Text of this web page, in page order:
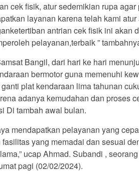
cek fisik, atur sedemikian rupa
layanan karena telah kami
antrian cek fisik ini akan
pelayanan,terbaik ”
Bangil, dari hari ke hari
bermotor guna memenuhi
plat kendaraan lima tahunan
adanya kemudahan dan proses
Di tambah awal bulan.
mendapatkan pelayanan yang
yang memadai dan sesuai
ucap Ahmad. Subandi ,
pagi (02/02/2024).